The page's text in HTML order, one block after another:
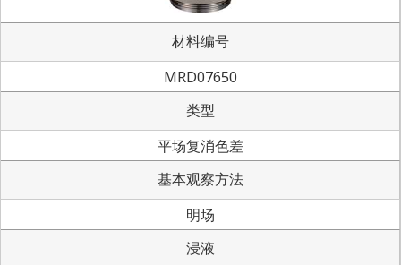
材料编号
MRD07650
类型
平场复消色差
基本观察方法
明场
浸液